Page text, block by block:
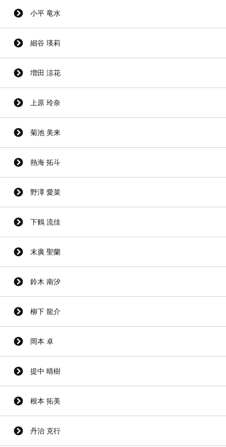
小平 竜水
細谷 瑛莉
増田 涼花
上原 玲奈
菊池 美来
熱海 拓斗
野澤 愛菜
下鶴 流佳
末廣 聖蘭
鈴木 南汐
柳下 龍介
岡本 卓
提中 晴樹
根本 拓美
丹治 克行